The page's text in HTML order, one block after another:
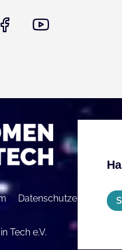
Datenschutzerklärung
Tech e.V.